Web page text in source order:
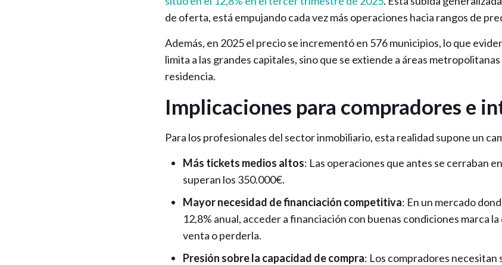
de oferta, está empujando cada vez más operaciones hacia rangos de
Además, en 2025 el precio se incrementó en 576 municipios, lo que
limita a las grandes capitales, sino que se extiende a áreas
residencia.
Implicaciones para compradores e
Para los profesionales del sector inmobiliario, esta realidad supone un
Más tickets medios altos: Las operaciones que antes se cerraban
superan los 350.000€.
Mayor necesidad de financiación competitiva: En un mercado
12,8% anual, acceder a financiación con buenas condiciones marca
venta o perderla.
Presión sobre la capacidad de compra: Los compradores